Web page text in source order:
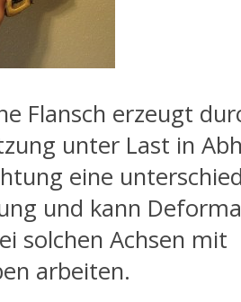
Flansch erzeugt
unter Last in
eine
und kann
solchen Achsen mit
arbeiten.